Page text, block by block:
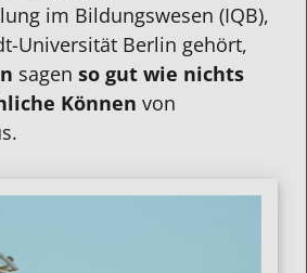
im Bildungswesen (IQB),
Universität Berlin gehört,
sagen so gut wie nichts
Können von